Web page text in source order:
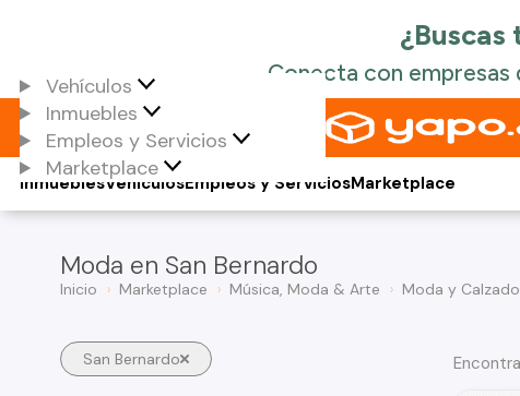
Vehículos
Inmuebles
Empleos y Servicios
Marketplace
Vehículos
Inmuebles Empleos y ServiciosMarketplace
Moda en San Bernardo
Inicio Marketplace Música, Moda & Arte Moda y Calzado
San Bernardo